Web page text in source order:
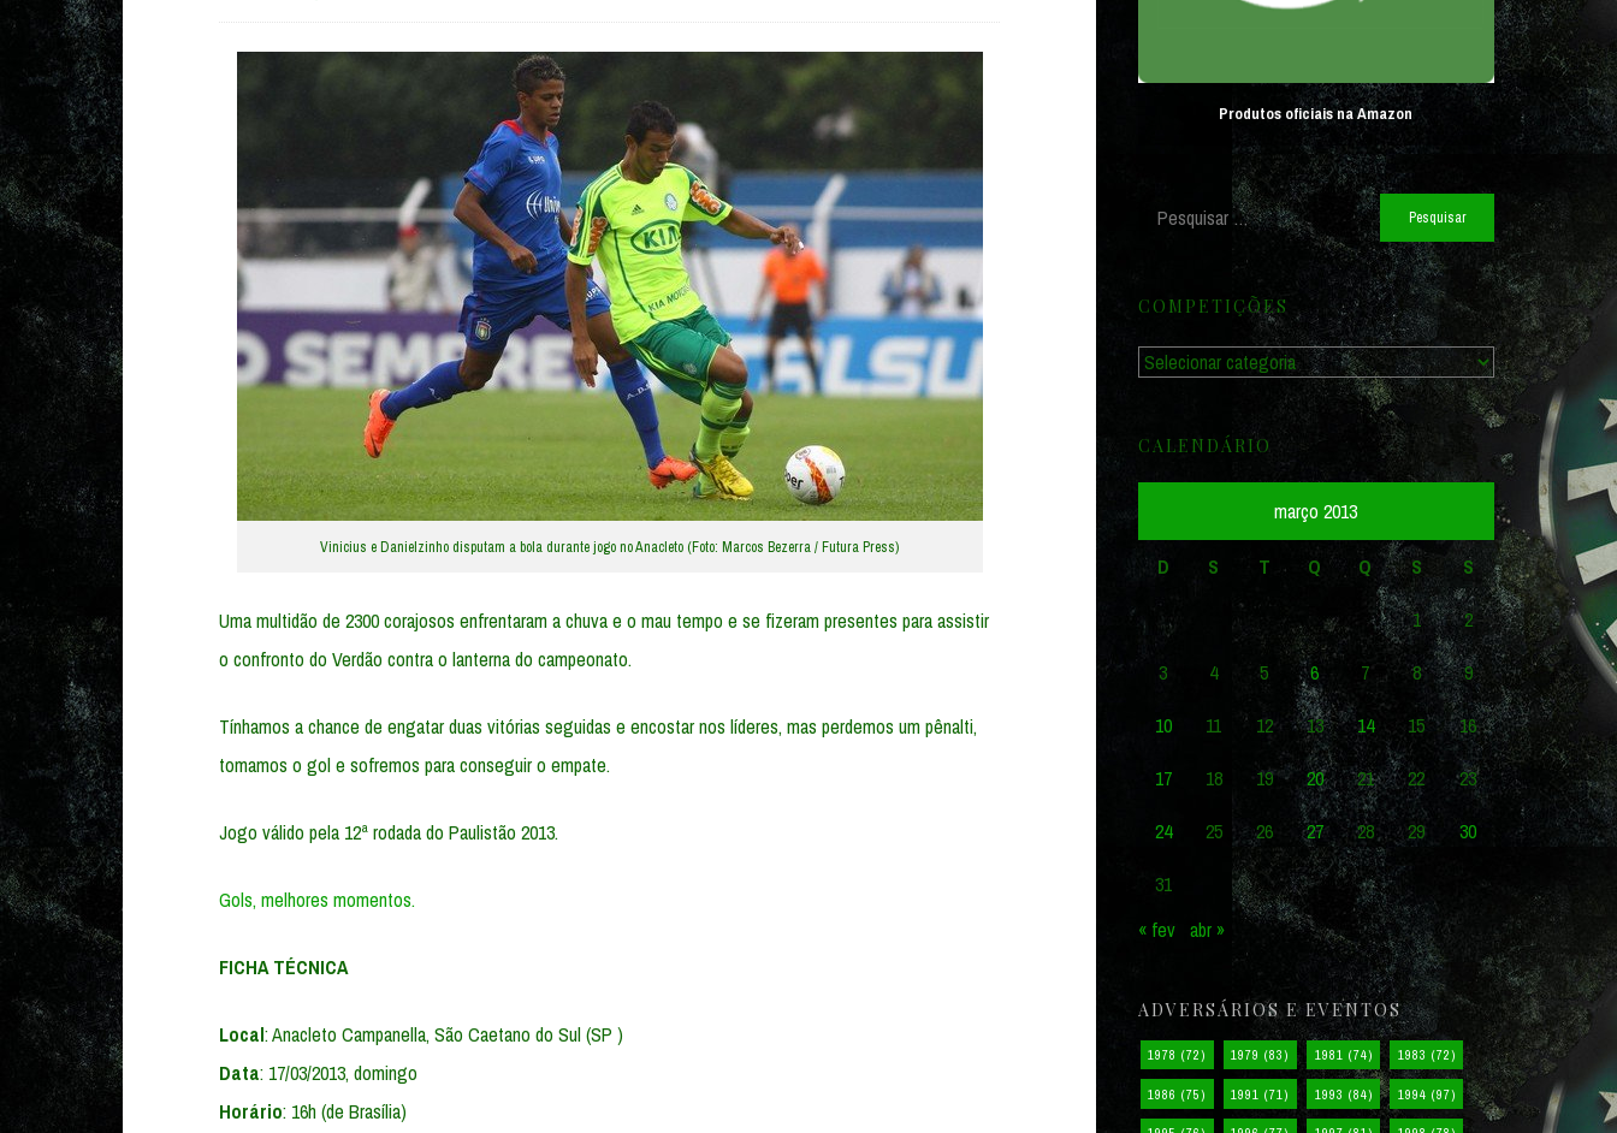
Vinicius e Danielzinho disputam a bola durante jogo no Anacleto (Foto: Marcos Bezerra / Futura Press)
Uma multidão de 2300 corajosos enfrentaram a chuva e o mau tempo e se fizeram presentes para assistir
o confronto do Verdão contra o lanterna do campeonato.
Tínhamos a chance de engatar duas vitórias seguidas e encostar nos líderes, mas perdemos um pênalti,
tomamos o gol e sofremos para conseguir o empate.
Jogo válido pela 12ª rodada do Paulistão 2013.
Gols, melhores momentos.
FICHA TÉCNICA
Local: Anacleto Campanella, São Caetano do Sul (SP )
Data: 17/03/2013, domingo
Horário: 16h (de Brasília)
Produtos oficiais na Amazon
Pesquisar
por:
COMPETIÇÕES
Competições
CALENDÁRIO
março 2013
D S T Q Q S
S
1
2
3
4 5 6 7 8
9
10
11 12 13 14 15
16
17
18 19 20 21 22
23
24
25 26 27 28 29
30
31
« fev abr »
ADVERSÁRIOS E EVENTOS
1978 (72) 1979 (83) 1981 (74) 1983 (72)
1986 (75) 1991 (71) 1993 (84) 1994 (97)